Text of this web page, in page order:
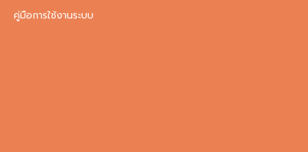
คู่มือการใช้งานระบบ